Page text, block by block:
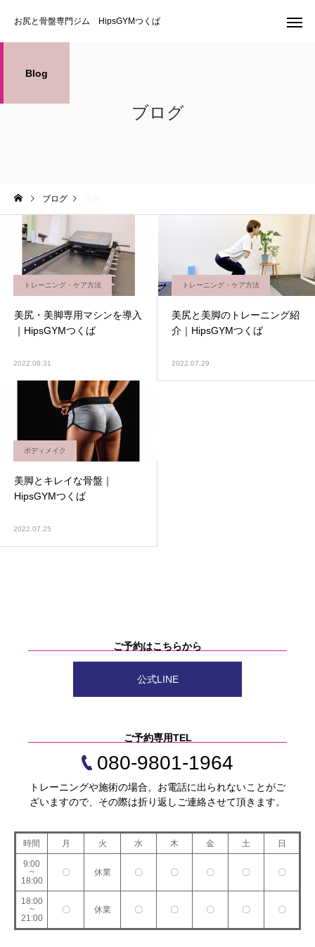
お尻と骨盤専門ジム HipsGYMつくば
ブログ
Blog
ブログ
トレーニング・ケア方法
美尻・美脚専用マシンを導入
｜HipsGYMつくば
2022.08.31
トレーニング・ケア方法
美尻と美脚のトレーニング紹
介｜HipsGYMつくば
2022.07.29
ボディメイク
美脚とキレイな骨盤｜
HipsGYMつくば
2022.07.25
ご予約はこちらから
公式LINE
ご予約専用TEL
080-9801-1964
トレーニングや施術の場合、お電話に出られないことがご
ざいますので、その際は折り返しご連絡させて頂きます。
時間 月 火 水 木 金 土 日
9:00
~
18:00
〇 休業 〇 〇 〇 〇 〇
18:00
~
21:00
〇 休業 〇 〇 〇 〇 〇